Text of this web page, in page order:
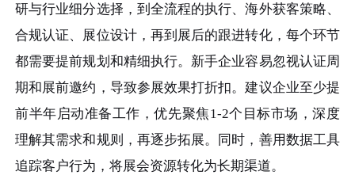
研与行业细分选择，到全流程的执行、海外获客策略、
合规认证、展位设计，再到展后的跟进转化，每个环节
都需要提前规划和精细执行。新手企业容易忽视认证周
期和展前邀约，导致参展效果打折扣。建议企业至少提
前半年启动准备工作，优先聚焦1-2个目标市场，深度
理解其需求和规则，再逐步拓展。同时，善用数据工具
追踪客户行为，将展会资源转化为长期渠道。